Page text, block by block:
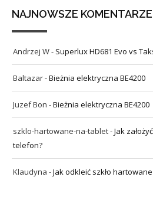
NAJNOWSZE KOMENTARZE
Andrzej W- Superlux HD681 Evo vs
Baltazar-Bieżnia elektryczna BE4200
Juzef Bon -Bieżnia elektryczna BE4200
szklo-hartowane-na-tablet-Jak
telefon?
Klaudyna -Jak odkleić szkło